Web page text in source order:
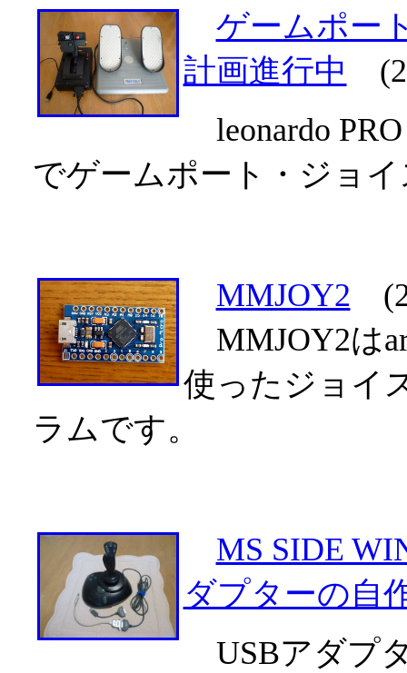
ゲームポー
計画進行中
leonardo
でゲームポート・ジョ
MMJOY2
MMJOY2は
使ったジョイ
ラムです。
MS SIDE
ダプターの自
USBアダプ